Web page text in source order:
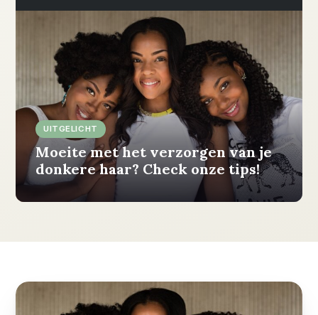
UITGELICHT
Moeite met het verzorgen van je
donkere haar? Check onze tips!